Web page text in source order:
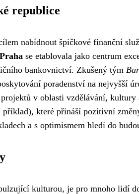
republice
nabídnout špičkové finanční
se etablovala jako centrum
bankovnictví. Zkušený tým
poradenství na nejvyšší
v oblasti vzdělávání,
které přináší pozitivní
a s optimismem hledí do
kulturou, je pro mnoho lidí